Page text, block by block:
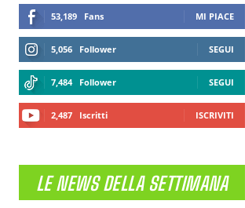
53,189 Fans MI PIACE
5,056 Follower SEGUI
7,484 Follower SEGUI
2,487 Iscritti ISCRIVITI
LE NEWS DELLA SETTIMANA